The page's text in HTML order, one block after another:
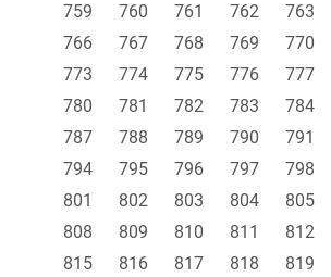
759
760 761 762 763
766
767 768 769 770
773
774 775 776 777
780
781 782 783 784
787
788 789 790 791
794
795 796 797 798
801
802 803 804 805
808
809 810 811 812
815
816 817 818 819